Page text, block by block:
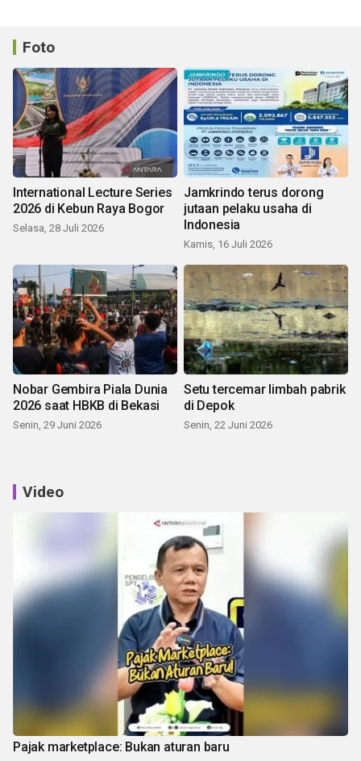
Foto
International Lecture Series
2026 di Kebun Raya Bogor
Selasa, 28 Juli 2026
Jamkrindo terus dorong
jutaan pelaku usaha di
Indonesia
Kamis, 16 Juli 2026
Nobar Gembira Piala Dunia
2026 saat HBKB di Bekasi
Senin, 29 Juni 2026
Setu tercemar limbah pabrik
di Depok
Senin, 22 Juni 2026
Video
Pajak marketplace: Bukan aturan baru